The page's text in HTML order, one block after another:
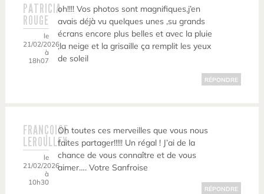
PATRICIA
ROUGE
le
21/02/2026
à
18h07
oh!!!! Vos photos sont magnifiques,j’en
avais déjà vu quelques unes ,su grands
écrans encore plus belles et avec la pluie
,la neige et la grisaille ça remplit les yeux
de soleil
RÉPONDRE
FRANÇOISE
LEROULLEY
le
21/02/2026
à
10h30
Oh toutes ces merveilles que vous nous
faites partager!!!!! Un régal ! J’ai de la
chance de vous connaître et de vous
aimer…. Votre Sanfroise
RÉPONDRE